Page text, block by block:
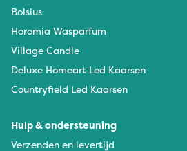
Bolsius
Horomia Wasparfum
Village Candle
Deluxe Homeart Led Kaarsen
Countryfield Led Kaarsen
Hulp & ondersteuning
Verzenden en levertijd